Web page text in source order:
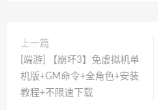
上一篇
[端游] 【崩坏3】免虚拟机单
机版+GM命令+全角色+安装
教程+不限速下载